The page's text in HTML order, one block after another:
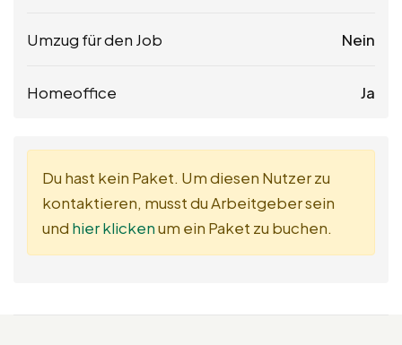
Umzug für den Job Nein
Homeoffice Ja
Du hast kein Paket. Um diesen Nutzer zu
kontaktieren, musst du Arbeitgeber sein
und hier klickenum ein Paket zu buchen.